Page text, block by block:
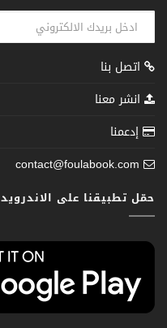
اتصل بنا
انشر معنا
إدعمنا
contact@foulabook.com
حمّل تطبيقنا على الاندرويد